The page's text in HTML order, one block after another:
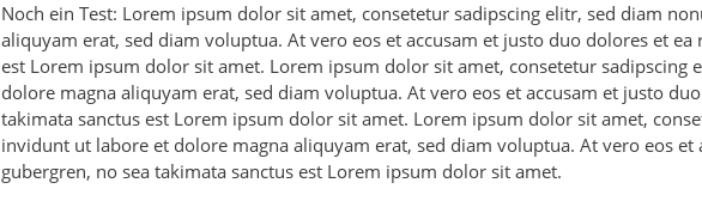
Noch ein Test: Lorem ipsum dolor sit amet, consetetur sadipscing elitr, sed diam
aliquyam erat, sed diam voluptua. At vero eos et accusam et justo duo dolores et
est Lorem ipsum dolor sit amet. Lorem ipsum dolor sit amet, consetetur
dolore magna aliquyam erat, sed diam voluptua. At vero eos et accusam et justo
takimata sanctus est Lorem ipsum dolor sit amet. Lorem ipsum dolor sit amet,
invidunt ut labore et dolore magna aliquyam erat, sed diam voluptua. At vero eos
gubergren, no sea takimata sanctus est Lorem ipsum dolor sit amet.